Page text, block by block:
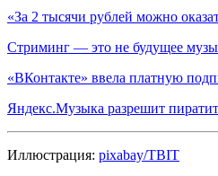
«За 2 тысячи рублей можно
Стриминг — это не будущее
«ВКонтакте» ввела платную
Яндекс.Музыка разрешит
Иллюстрация: pixabay/TBIT